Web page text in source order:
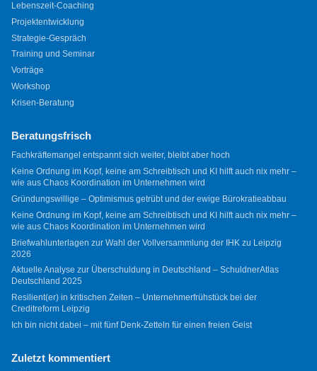
Lebenszeit-Coaching
Projektentwicklung
Strategie-Gespräch
Training und Seminar
Vorträge
Workshop
Krisen-Beratung
Beratungsfrisch
Fachkräftemangel entspannt sich weiter, bleibt aber hoch
Keine Ordnung im Kopf, keine am Schreibtisch und KI hilft auch nix mehr –
wie aus Chaos Koordination im Unternehmen wird
Gründungswillige – Optimismus getrübt und der ewige Bürokratieabbau
Keine Ordnung im Kopf, keine am Schreibtisch und KI hilft auch nix mehr –
wie aus Chaos Koordination im Unternehmen wird
Briefwahlunterlagen zur Wahl der Vollversammlung der IHK zu Leipzig
2026
Aktuelle Analyse zur Überschuldung in Deutschland – SchuldnerAtlas
Deutschland 2025
Resilient(er) in kritischen Zeiten – Unternehmerfrühstück bei der
Creditreform Leipzig
Ich bin nicht dabei – mit fünf Denk-Zetteln für einen freien Geist
Zuletzt kommentiert